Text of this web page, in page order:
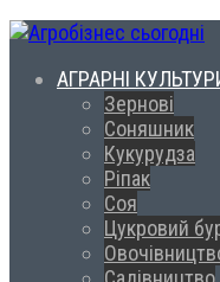
АГРАРНІ
Зернові
Соняшник
Кукурудза
Ріпак
Соя
Цукровий